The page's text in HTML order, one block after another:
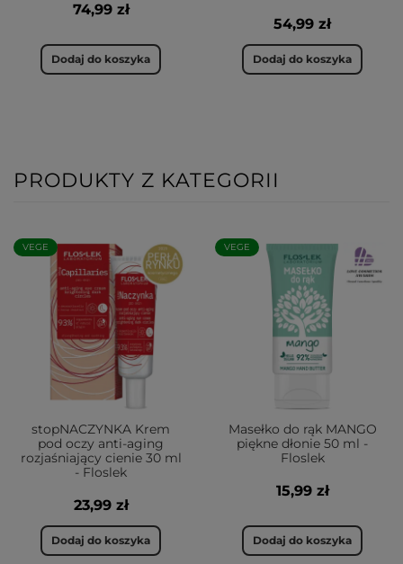
74,99 zł
Dodaj do koszyka
54,99 zł
Dodaj do koszyka
PRODUKTY Z KATEGORII
VEGE
stopNACZYNKA Krem
pod oczy anti-aging
rozjaśniający cienie 30 ml
- Floslek
23,99 zł
Dodaj do koszyka
VEGE
Masełko do rąk MANGO
piękne dłonie 50 ml -
Floslek
15,99 zł
Dodaj do koszyka